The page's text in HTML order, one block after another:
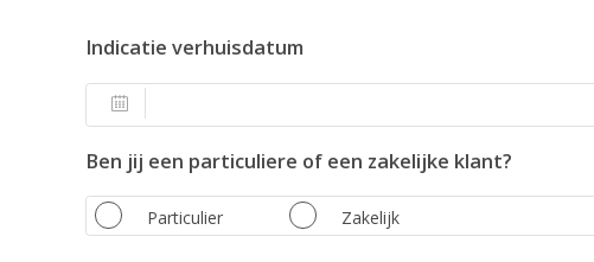
Indicatie verhuisdatum
Ben jij een particuliere of een zakelijke klant?
Particulier Zakelijk